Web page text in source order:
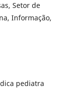
Setor de
Informação,
pediatra